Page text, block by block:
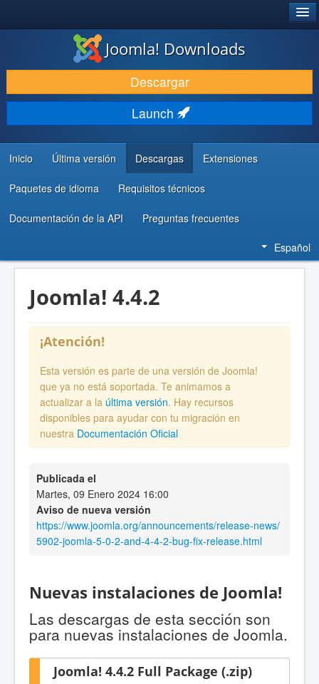
DESCARGAR & EXTENDER
DESCUBRE & APRENDE
COMUNIDAD & SOPORTE
RECURSOS PARA DESARROLLADORES
Joomla! Downloads
Descargar
Launch
Inicio Última versión Descargas Extensiones
Paquetes de idioma Requisitos técnicos
Documentación de la API Preguntas frecuentes
Español
Joomla! 4.4.2
¡Atención!
Esta versión es parte de una versión de Joomla!
que ya no está soportada. Te animamos a
actualizar a la última versión. Hay recursos
disponibles para ayudar con tu migración en
nuestra Documentación Oficial
Publicada el
Martes, 09 Enero 2024 16:00
Aviso de nueva versión
https://www.joomla.org/announcements/release-news/
5902-joomla-5-0-2-and-4-4-2-bug-fix-release.html
Nuevas instalaciones de Joomla!
Las descargas de esta sección son
para nuevas instalaciones de Joomla.
Joomla! 4.4.2 Full Package (.zip)